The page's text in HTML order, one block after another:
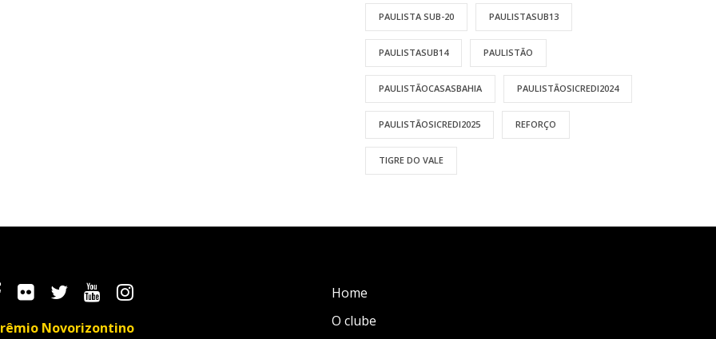
PAULISTA SUB-20 PAULISTASUB13
PAULISTASUB14 PAULISTÃO
PAULISTÃOCASASBAHIA PAULISTÃOSICREDI2024
PAULISTÃOSICREDI2025 REFORÇO
TIGRE DO VALE
Novorizontino
Home
O clube